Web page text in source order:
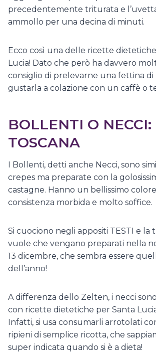
precedentemente triturata e
ammollo per una decina di minuti.
Ecco così una delle ricette
Lucia! Dato che però ha davvero
consiglio di prelevarne una fettina di
gustarla a colazione con un caffè o
BOLLENTI O NECCI:
TOSCANA
I Bollenti, detti anche Necci, sono
crepes ma preparate con la
castagne. Hanno un bellissimo
consistenza morbida e molto soffice.
Si cuociono negli appositi TESTI e la
vuole che vengano preparati nella
13 dicembre, che sembra essere
dell’anno!
A differenza dello Zelten, i necci
con ricette dietetiche per Santa
Infatti, si usa consumarli arrotolati
ripieni di semplice ricotta, che
super indicata quando si è a dieta!